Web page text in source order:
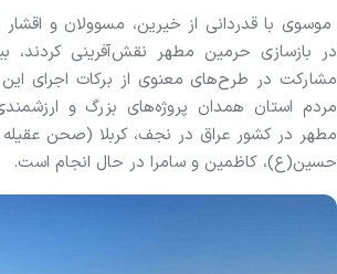
موسوی با قدردانی از خیرین، مسوولان و
در بازسازی حرمین مطهر نقش‌آفرینی کردند،
مشارکت در طرح‌های معنوی از برکات اجرای
مردم استان همدان پروژه‌های بزرگ و
مطهر در کشور عراق در نجف، کربلا (صحن
حسین(ع)، کاظمین و سامرا در حال انجام است.